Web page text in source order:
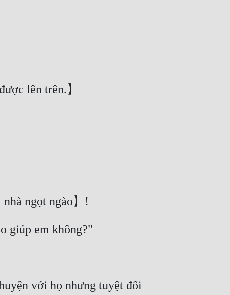
lên trên.】
ngọt ngào】!
giúp em không?"
với họ nhưng tuyệt đối